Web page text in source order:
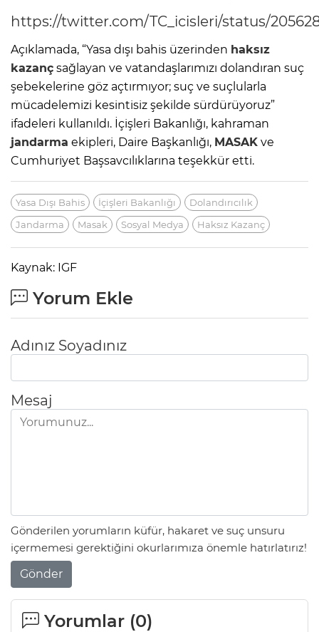
https://twitter.com/TC_icisleri/status/
Açıklamada, “Yasa dışı bahis üzerinden haksız
kazanç sağlayan ve vatandaşlarımızı dolandıran suç
şebekelerine göz açtırmıyor; suç ve suçlularla
mücadelemizi kesintisiz şekilde sürdürüyoruz”
ifadeleri kullanıldı. İçişleri Bakanlığı, kahraman
jandarma ekipleri, Daire Başkanlığı, MASAK ve
Cumhuriyet Başsavcılıklarına teşekkür etti.
Yasa Dışı Bahis İçişleri Bakanlığı
Dolandırıcılık
Jandarma
Masak Sosyal Medya Haksız Kazanç
Kaynak: IGF
Yorum Ekle
Adınız Soyadınız
Mesaj
Gönderilen yorumların küfür, hakaret ve suç unsuru
içermemesi gerektiğini okurlarımıza önemle hatırlatırız!
Gönder
Yorumlar (0)